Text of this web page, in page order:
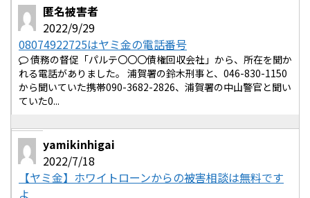
匿名被害者
2022/9/29
08074922725はヤミ金の電話番号
債務の督促「パルテ〇〇〇債権回収会社」から、所在を聞か
れる電話がありました。 浦賀署の鈴木刑事と、046-830-1150
から聞いていた携帯090-3682-2826、浦賀署の中山警官と聞い
ていた0...
yamikinhigai
2022/7/18
【ヤミ金】ホワイトローンからの被害相談は無料です
よ